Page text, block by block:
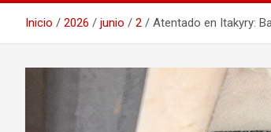
Inicio 2026 junio 2 Atentado en Itakyry: